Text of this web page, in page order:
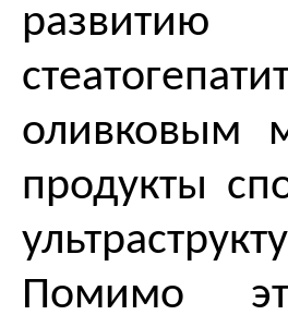
оливковым
продукты
Помимо